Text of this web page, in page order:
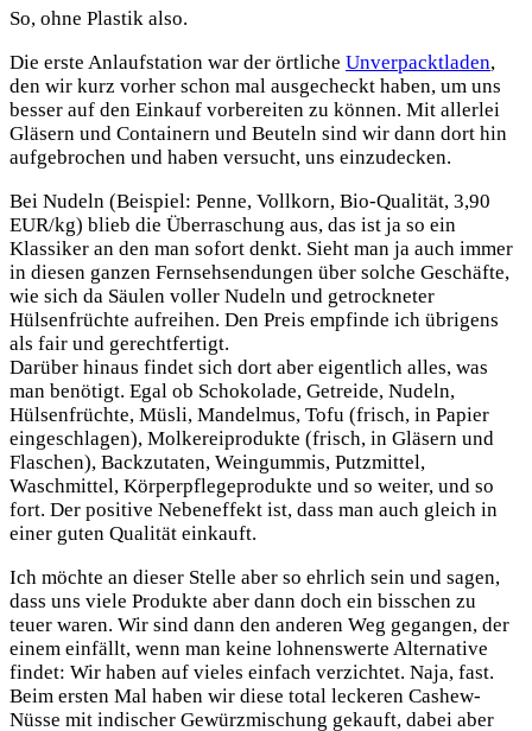
So, ohne Plastik also.
Die erste Anlaufstation war der örtliche Unverpacktladen,
den wir kurz vorher schon mal ausgecheckt haben, um uns
besser auf den Einkauf vorbereiten zu können. Mit allerlei
Gläsern und Containern und Beuteln sind wir dann dort hin
aufgebrochen und haben versucht, uns einzudecken.
Bei Nudeln (Beispiel: Penne, Vollkorn, Bio-Qualität, 3,90
EUR/kg) blieb die Überraschung aus, das ist ja so ein
Klassiker an den man sofort denkt. Sieht man ja auch immer
in diesen ganzen Fernsehsendungen über solche Geschäfte,
wie sich da Säulen voller Nudeln und getrockneter
Hülsenfrüchte aufreihen. Den Preis empfinde ich übrigens
als fair und gerechtfertigt.
Darüber hinaus findet sich dort aber eigentlich alles, was
man benötigt. Egal ob Schokolade, Getreide, Nudeln,
Hülsenfrüchte, Müsli, Mandelmus, Tofu (frisch, in Papier
eingeschlagen), Molkereiprodukte (frisch, in Gläsern und
Flaschen), Backzutaten, Weingummis, Putzmittel,
Waschmittel, Körperpflegeprodukte und so weiter, und so
fort. Der positive Nebeneffekt ist, dass man auch gleich in
einer guten Qualität einkauft.
Ich möchte an dieser Stelle aber so ehrlich sein und sagen,
dass uns viele Produkte aber dann doch ein bisschen zu
teuer waren. Wir sind dann den anderen Weg gegangen, der
einem einfällt, wenn man keine lohnenswerte Alternative
findet: Wir haben auf vieles einfach verzichtet. Naja, fast.
Beim ersten Mal haben wir diese total leckeren Cashew-
Nüsse mit indischer Gewürzmischung gekauft, dabei aber